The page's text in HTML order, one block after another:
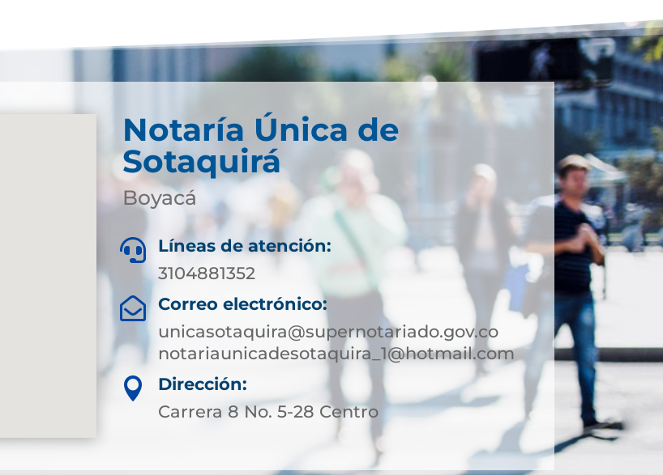
Notaría Única de
Sotaquirá
Boyacá

Líneas de atención:
3104881352

Correo electrónico:
unicasotaquira@supernotariado.gov.co
notariaunicadesotaquira_1@hotmail.com

Dirección:
Carrera 8 No. 5-28 Centro